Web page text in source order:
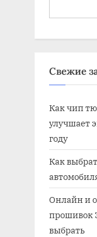
Свежие
Как чип
улучшает
году
Как
Онлайн и
прошивок
выбрать